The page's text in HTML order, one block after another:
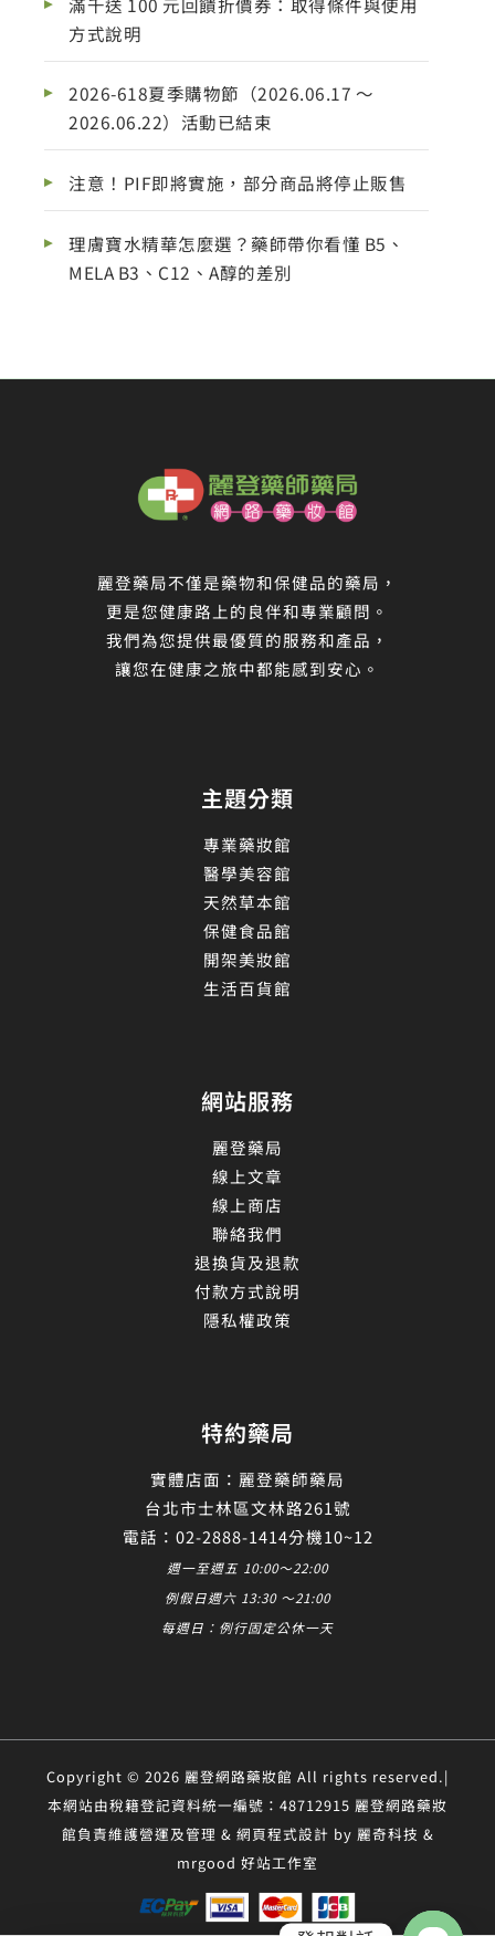
方式說明
2026-618夏季購物節（2026.06.17 ～
2026.06.22）活動已結束
注意！PIF即將實施，部分商品將停止販售
理膚寶水精華怎麼選？藥師帶你看懂 B5、
MELA B3、C12、A醇的差別
麗登藥局不僅是藥物和保健品的藥局，
更是您健康路上的良伴和專業顧問。
我們為您提供最優質的服務和產品，
讓您在健康之旅中都能感到安心。
主題分類
專業藥妝館
醫學美容館
天然草本館
保健食品館
開架美妝館
生活百貨館
網站服務
麗登藥局
線上文章
線上商店
聯絡我們
退換貨及退款
付款方式說明
隱私權政策
特約藥局
實體店面：麗登藥師藥局
台北市士林區文林路261號
電話：02-2888-1414分機10~12
週一至週五 10:00～22:00
例假日週六 13:30 ～21:00
每週日：例行固定公休一天
Copyright © 2026 麗登網路藥妝館 All rights reserved.|
本網站由稅籍登記資料統一編號：48712915 麗登網路藥妝
館負責維護營運及管理 & 網頁程式設計 by 麗奇科技 &
mrgood 好站工作室